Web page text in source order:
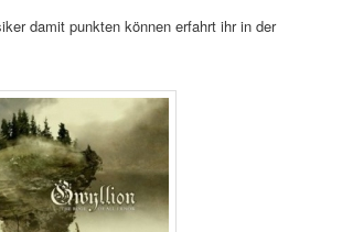
damit punkten können erfahrt ihr in der